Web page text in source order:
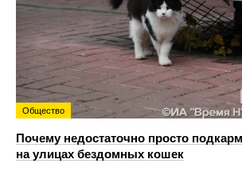
Общество
Почему недостаточно просто
на улицах бездомных кошек